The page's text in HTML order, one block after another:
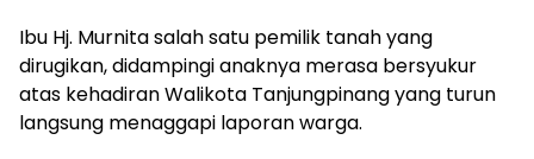
Ibu Hj. Murnita salah satu pemilik tanah yang
dirugikan, didampingi anaknya merasa bersyukur
atas kehadiran Walikota Tanjungpinang yang turun
langsung menaggapi laporan warga.